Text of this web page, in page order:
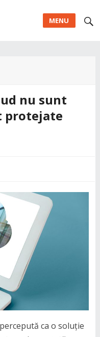
MENU
nu sunt
protejate
ca o soluție